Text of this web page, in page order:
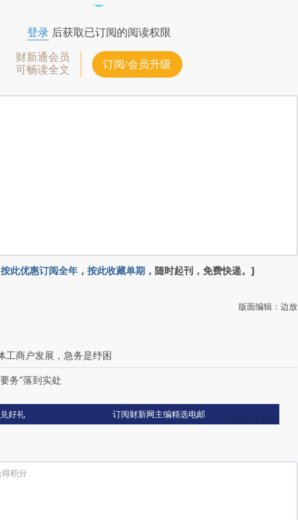
登录后获取已订阅的阅读权限
财新通会员
可畅读全文
订阅/会员升级
按此优惠订阅全年 ， 按此收藏单期 ，随时起刊，免费快递。]
版面编辑：边放
工商户发展，急务是纾困
务”落到实处
好礼 订阅财新网主编精选电邮
积分